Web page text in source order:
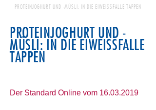
PROTEINJOGHURT UND -MÜSLI: IN DIE EIWEISSFALLE TAPPEN
PROTEINJOGHURT UND -
MÜSLI: IN DIE EIWEISSFALLE T
APPEN
Der Standard Online vom 16.03.2019